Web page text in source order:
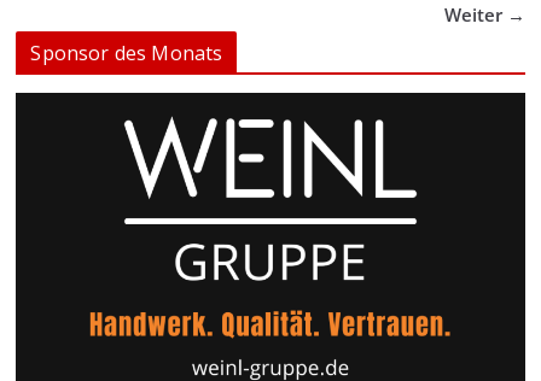
Weiter →
Sponsor des Monats